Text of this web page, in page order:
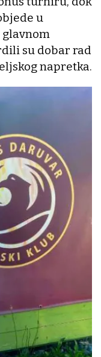
u
su dobar rad
napretka.